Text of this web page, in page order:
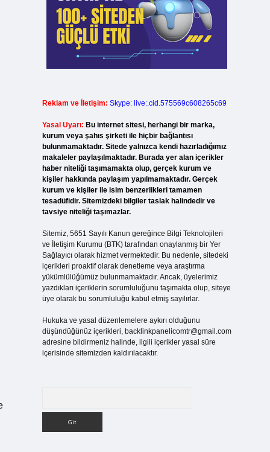
Reklam ve İletişim: Skype: live:.cid.575569c608265c69
Yasal Uyarı: Bu internet sitesi, herhangi bir marka,
kurum veya şahıs şirketi ile hiçbir bağlantısı
bulunmamaktadır. Sitede yalnızca kendi hazırladığımız
makaleler paylaşılmaktadır. Burada yer alan içerikler
haber niteliği taşımamakta olup, gerçek kurum ve
kişiler hakkında paylaşım yapılmamaktadır. Gerçek
kurum ve kişiler ile isim benzerlikleri tamamen
tesadüfidir. Sitemizdeki bilgiler taslak halindedir ve
tavsiye niteliği taşımazlar.
Sitemiz, 5651 Sayılı Kanun gereğince Bilgi Teknolojileri
ve İletişim Kurumu (BTK) tarafından onaylanmış bir Yer
Sağlayıcı olarak hizmet vermektedir. Bu nedenle, sitedeki
içerikleri proaktif olarak denetleme veya araştırma
yükümlülüğümüz bulunmamaktadır. Ancak, üyelerimiz
yazdıkları içeriklerin sorumluluğunu taşımakta olup, siteye
üye olarak bu sorumluluğu kabul etmiş sayılırlar.
Hukuka ve yasal düzenlemelere aykırı olduğunu
düşündüğünüz içerikleri, backlinkpanelicomtr@gmail.com
adresine bildirmeniz halinde, ilgili içerikler yasal süre
içerisinde sitemizden kaldırılacaktır.